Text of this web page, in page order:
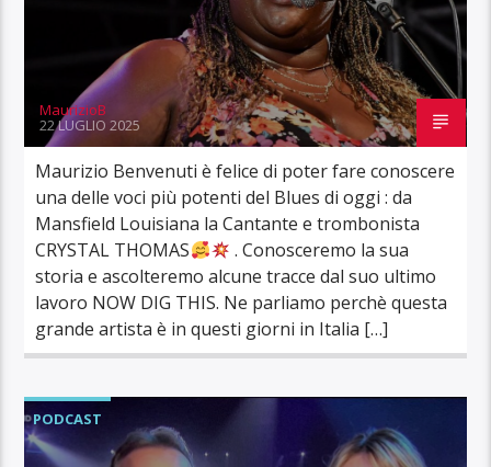
MaurizioB
22 LUGLIO 2025
Maurizio Benvenuti è felice di poter fare conoscere
una delle voci più potenti del Blues di oggi : da
Mansfield Louisiana la Cantante e trombonista
CRYSTAL THOMAS
. Conosceremo la sua
storia e ascolteremo alcune tracce dal suo ultimo
lavoro NOW DIG THIS. Ne parliamo perchè questa
grande artista è in questi giorni in Italia […]
PODCAST